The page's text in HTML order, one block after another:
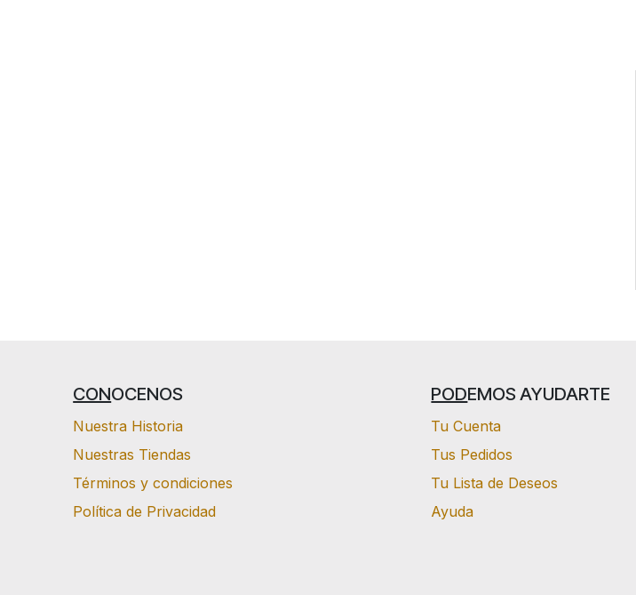
CONOCENOS
Nuestra Historia
Nuestras Tiendas
Términos y condiciones
Política de Privacidad
PODEMOS AYUDARTE
Tu Cuenta
Tus Pedidos
Tu Lista de Deseos
Ayuda